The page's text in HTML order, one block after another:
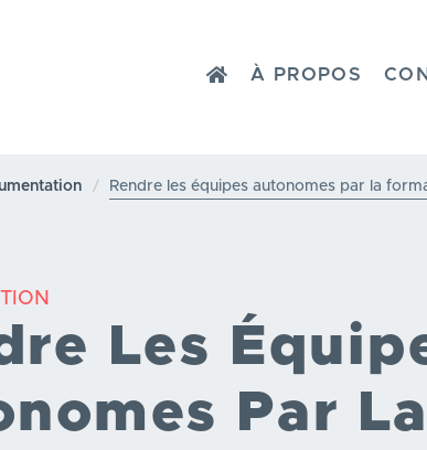
HOME
À PROPOS
Rendre les équipes autonomes par la
Les
Par La